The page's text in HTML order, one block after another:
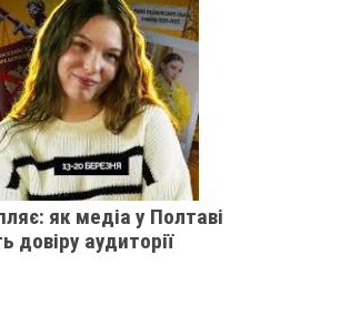
як медіа у Полтаві
довіру аудиторії